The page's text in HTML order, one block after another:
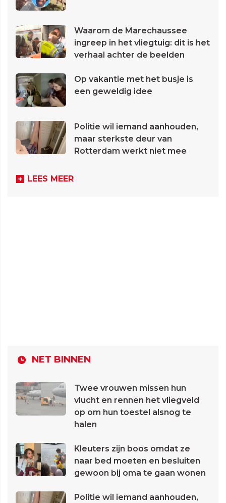
Waarom de Marechaussee
ingreep in het vliegtuig: dit is het
verhaal achter de beelden
Op vakantie met het busje is
een geweldig idee
Politie wil iemand aanhouden,
maar sterkste deur van
Rotterdam werkt niet mee
LEES MEER
NET BINNEN
Twee vrouwen missen hun
vlucht en rennen het vliegveld
op om hun toestel alsnog te
halen
Kleuters zijn boos omdat ze
naar bed moeten en besluiten
gewoon bij oma te gaan wonen
Politie wil iemand aanhouden,